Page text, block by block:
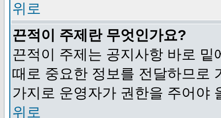
위로
끈적이 주제란 무엇인가요?
끈적이 주제는 공지사항 바로
때로 중요한 정보를 전달하므로
가지로 운영자가 권한을 주어야
위로